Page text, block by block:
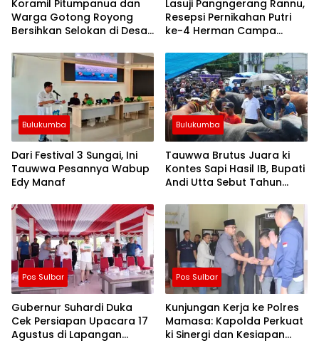
Koramil Pitumpanua dan
Warga Gotong Royong
Bersihkan Selokan di Desa
Lasuji Pangngerang Rannu,
Resepsi Pernikahan Putri
ke-4 Herman Campa
Bulukumba
Dari Festival 3 Sungai, Ini
Tauwwa Pesannya Wabup
Edy Manaf
Bulukumba
Tauwwa Brutus Juara ki
Kontes Sapi Hasil IB, Bupati
Andi Utta Sebut Tahun
Lebih Besar
Pos Sulbar
Gubernur Suhardi Duka
Cek Persiapan Upacara 17
Agustus di Lapangan
Pos Sulbar
Kunjungan Kerja ke Polres
Mamasa: Kapolda Perkuat
ki Sinergi dan Kesiapan